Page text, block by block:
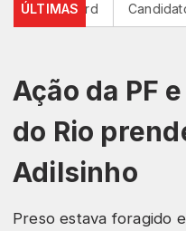
ÚLTIMAS
Discord Candidatos do
Ação da PF
do Rio
Adilsinho
Preso estava foragido